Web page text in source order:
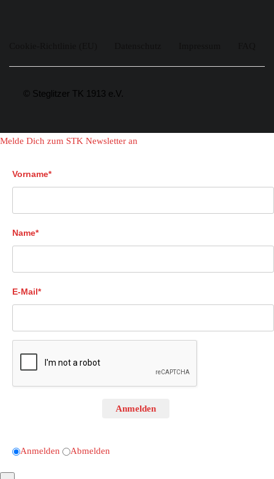
© Steglitzer TK 1913 e.V.
Melde Dich zum STK Newsletter an
Vorname*
Name*
E-Mail*
Anmelden
Anmelden Abmelden